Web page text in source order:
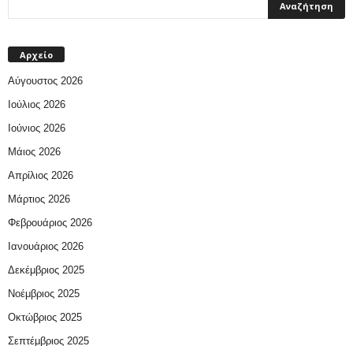
Αρχείο
Αύγουστος 2026
Ιούλιος 2026
Ιούνιος 2026
Μάιος 2026
Απρίλιος 2026
Μάρτιος 2026
Φεβρουάριος 2026
Ιανουάριος 2026
Δεκέμβριος 2025
Νοέμβριος 2025
Οκτώβριος 2025
Σεπτέμβριος 2025